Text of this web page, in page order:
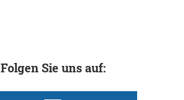
Folgen Sie uns auf: